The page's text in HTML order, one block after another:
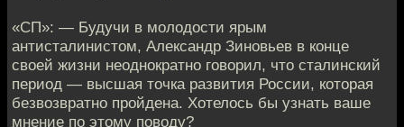
«СП»: — Будучи в молодости ярым
антисталинистом, Александр Зиновьев в конце
своей жизни неоднократно говорил, что сталинский
период — высшая точка развития России, которая
безвозвратно пройдена. Хотелось бы узнать ваше
мнение по этому поводу?